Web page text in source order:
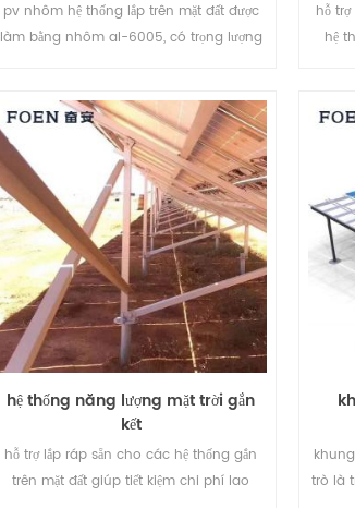
pv nhôm hệ thống lắp trên mặt đất được
làm bằng nhôm al-6005, có trọng lượng
hỗ
hệ
hệ thống năng lượng mặt trời gắn
kết
hỗ trợ lắp ráp sẵn cho các hệ thống gắn
trên mặt đất giúp tiết kiệm chi phí lao
trò là